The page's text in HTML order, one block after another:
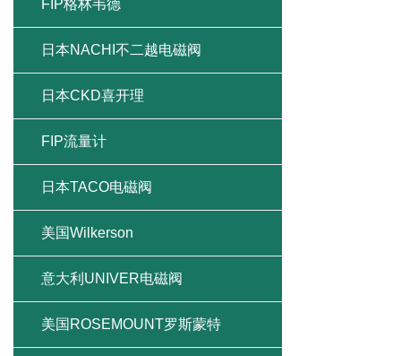
FIP格林韦德
日本NACHI不二越电磁阀
日本CKD喜开理
FIP流量计
日本TACO电磁阀
美国Wilkerson
意大利UNIVER电磁阀
美国ROSEMOUNT罗斯蒙特